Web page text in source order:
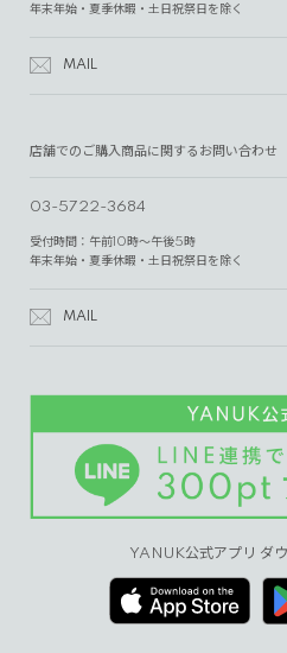
年末年始・夏季休暇・土日祝祭日を除く
MAIL
店舗でのご購入商品に関するお問い合わせ
03-5722-3684
受付時間：午前10時～午後5時
年末年始・夏季休暇・土日祝祭日を除く
MAIL
YANUK公式アプリ ダ